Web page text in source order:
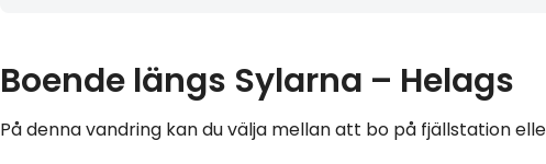
Boende längs Sylarna – Helags
På denna vandring kan du välja mellan att bo på fjällstation